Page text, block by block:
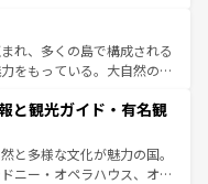
ョッピング、エンターテイ
ポットだ。一方、アメリカ
ンドキャニオンやイエロー
楽と美食が融合した独特の
の各地域で異なる魅力を楽
な歴史を感じることができ
プや列車の旅も、アメリカ
れ、多くの島で構成される
をもっている。大自然の神
番の観光地といえばオアフ
らマウイ島やカウアイ島が
に輝く海をはじめ、豊かな
アロハスピリット」と呼ば
と観光ガイド・有名観
と多様な文化が魅力の国。
ニー・オペラハウス、オー